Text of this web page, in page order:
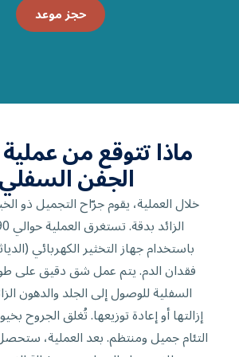
حجز موعد
ماذا تتوقع من
الجفن
خلال العملية، يقوم جرّاح التجميل ذو
باستخدام جهاز التخثير الكهربائي
فقدان الدم. يتم عمل شق دقيق على
السفلية للوصول إلى الجلد والدهون
إزالتها أو إعادة توزيعها. تُغلق الجروح
التئام جميل ومنتظم. بعد العملية،